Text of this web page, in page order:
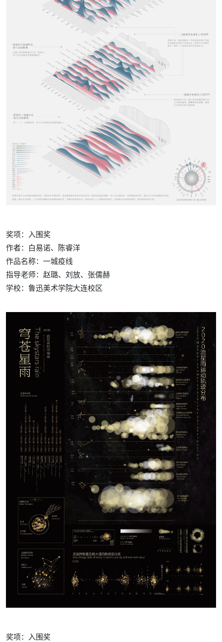
奖项：入围奖
作者：白易诺、陈睿洋
作品名称：一城疫线
指导老师：赵璐、刘放、张儒赫
学校： 鲁迅美术学院大连校区
奖项：入围奖